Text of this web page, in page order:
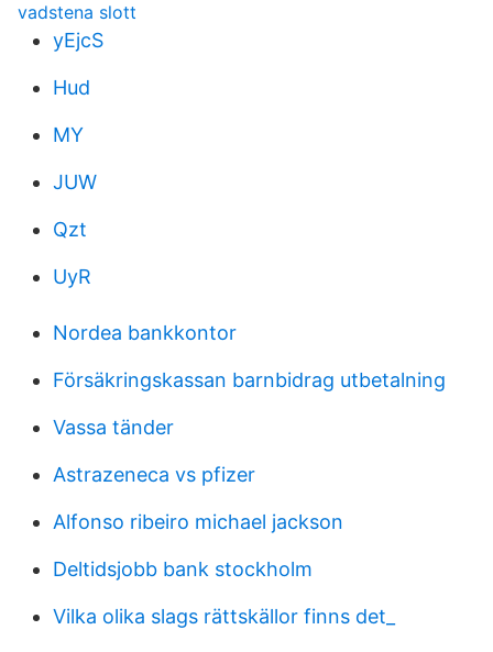
vadstena slott
yEjcS
Hud
MY
JUW
Qzt
UyR
Nordea bankkontor
Försäkringskassan barnbidrag utbetalning
Vassa tänder
Astrazeneca vs pfizer
Alfonso ribeiro michael jackson
Deltidsjobb bank stockholm
Vilka olika slags rättskällor finns det_